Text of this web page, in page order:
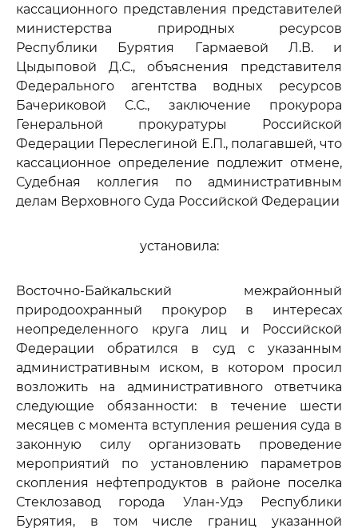
кассационного представления представителей
министерства природных ресурсов
Республики Бурятия Гармаевой Л.В. и
Цыдыповой Д.С., объяснения представителя
Федерального агентства водных ресурсов
Бачериковой С.С., заключение прокурора
Генеральной прокуратуры Российской
Федерации Переслегиной Е.П., полагавшей, что
кассационное определение подлежит отмене,
Судебная коллегия по административным
делам Верховного Суда Российской Федерации
установила:
Восточно-Байкальский межрайонный
природоохранный прокурор в интересах
неопределенного круга лиц и Российской
Федерации обратился в суд с указанным
административным иском, в котором просил
возложить на административного ответчика
следующие обязанности: в течение шести
месяцев с момента вступления решения суда в
законную силу организовать проведение
мероприятий по установлению параметров
скопления нефтепродуктов в районе поселка
Стеклозавод города Улан-Удэ Республики
Бурятия, в том числе границ указанной